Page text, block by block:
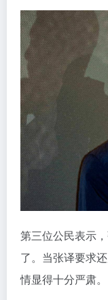
第三位公民表示
了。当张译要求
情显得十分严肃。